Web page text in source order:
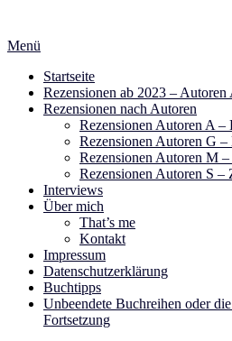
springen
Menü
Startseite
Rezensionen ab 2023 – Autoren
Rezensionen nach Autoren
Rezensionen Autoren A –
Rezensionen Autoren G –
Rezensionen Autoren M –
Rezensionen Autoren S –
Interviews
Über mich
That’s me
Kontakt
Impressum
Datenschutzerklärung
Buchtipps
Unbeendete Buchreihen oder
Fortsetzung